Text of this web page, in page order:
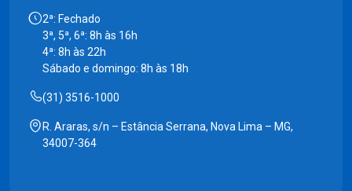
2ª: Fechado
3ª, 5ª, 6ª: 8h às 16h
4ª: 8h às 22h
Sábado e domingo: 8h às 18h
(31) 3516-1000
R. Araras, s/n – Estância Serrana, Nova Lima – MG,
34007-364